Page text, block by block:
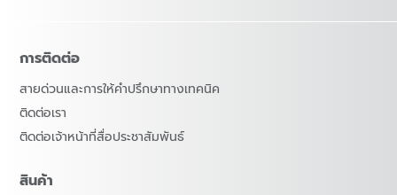
การติดต่อ
สายด่วนและการให้คำปรึกษาทางเทคนิค
ติดต่อเรา
ติดต่อเจ้าหน้าที่สื่อประชาสัมพันธ์
สินค้า